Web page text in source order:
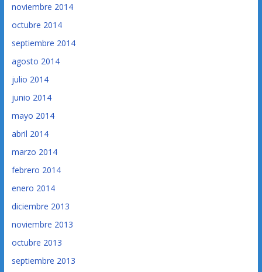
noviembre 2014
octubre 2014
septiembre 2014
agosto 2014
julio 2014
junio 2014
mayo 2014
abril 2014
marzo 2014
febrero 2014
enero 2014
diciembre 2013
noviembre 2013
octubre 2013
septiembre 2013